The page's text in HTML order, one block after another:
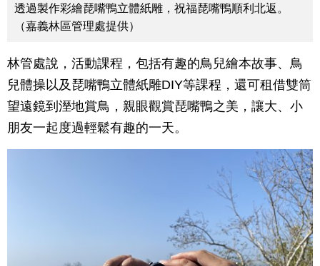
透過製作彩繪琵嘴鴨立體紙雕，祝福琵嘴鴨順利北返。
（嘉義林區管理處提供）
林管處說，活動課程，包括有趣的鳥兒繪本故事、鳥
兒體操以及琵嘴鴨立體紙雕DIY等課程，還可租借雙筒
望遠鏡到溼地賞鳥，親眼觀賞琵嘴鴨之美，讓大、小
朋友一起度過輕鬆有趣的一天。